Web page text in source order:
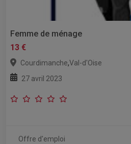
Femme de ménage
13 €
Courdimanche,Val-d'Oise
27 avril 2023
Offre d'emploi